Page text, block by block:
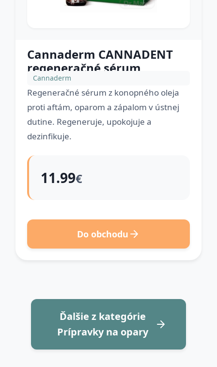
Cannaderm CANNADENT
regeneračné sérum
Cannaderm
Regeneračné sérum z konopného oleja
proti aftám, oparom a zápalom v ústnej
dutine. Regeneruje, upokojuje a
dezinfikuje.
11.99€
Do obchodu
Ďalšie z kategórie
Prípravky na opary